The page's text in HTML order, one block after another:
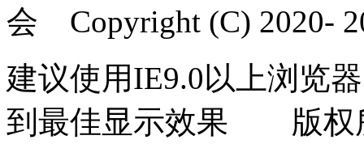
会 Copyright (C) 2020-
建议使用IE9.0以上浏览
到最佳显示效果 版权